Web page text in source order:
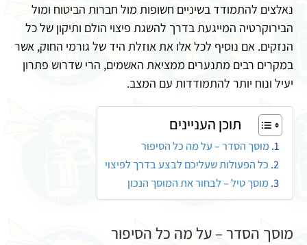
נאלצים להתמודד בשיניים חשופות מול חברות הביטוח ומול
הבירוקרטיה המייגעת בדרך להשגת פיצוי הולם ותיקון של כל
הנזקים. אם נוסיף לכל אלו את אוזלת היד של גורמי החוק, אשר
במקרים רבים מתנערים ממציאת האשמים, הרי שדרוש פתרון
יעיל ונוח יותר להתמודדות עם המצב.
תוכן העניינים
מוסך הסדר – על מה כל הסיפור
כל הפעולות שעליכם לבצע בדרך לפיצוי
מוסך טיל – לבחור את המוסך הנכון
מוסך הסדר – על מה כל הסיפור